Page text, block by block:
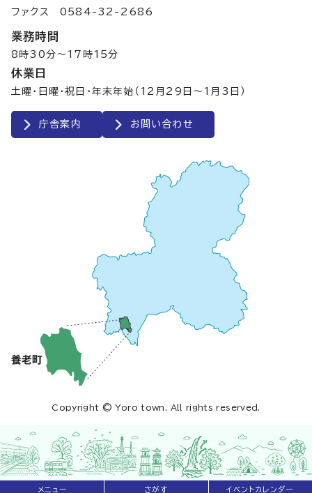
メニュー イベントカレンダー
さがす
ファクス 0584-32-2686
業務時間
8時30分～17時15分
休業日
土曜・日曜・祝日・年末年始（12月29日～1月3日）
庁舎案内 お問い合わせ
Copyright © Yoro town. All rights reserved.